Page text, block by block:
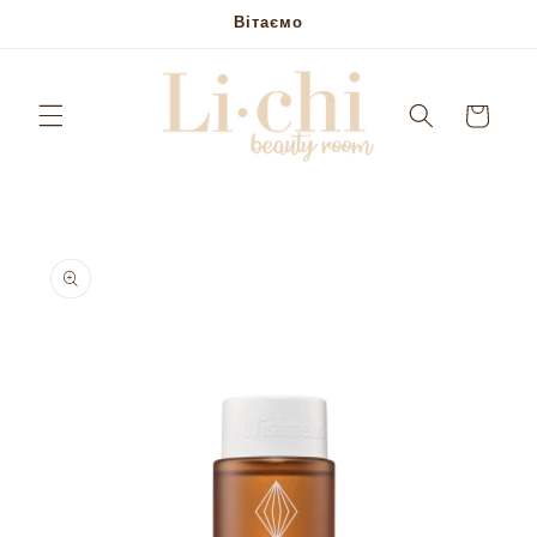
Вітаємо
Кошик
product
information